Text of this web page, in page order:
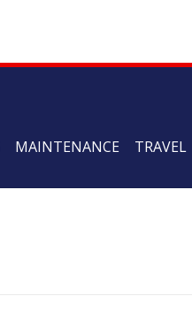
MAINTENANCE TRAVEL